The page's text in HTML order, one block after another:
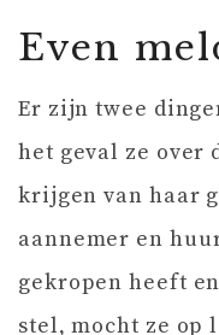
Even
Er zijn twee
het geval ze over
krijgen van haar
aannemer en
gekropen heeft
stel, mocht ze op